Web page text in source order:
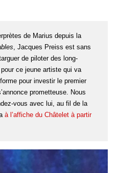
de Marius depuis la
, Jacques Preiss est sans
de piloter des long-
ce jeune artiste qui va
pour investir le premier
prometteuse. Nous
vous avec lui, au fil de la
à l’affiche du Châtelet à partir